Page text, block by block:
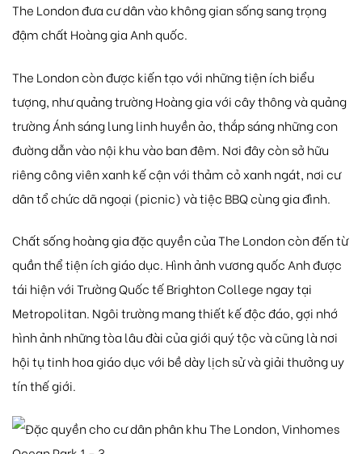
The London đưa cư dân vào không gian sống sang trọng
đậm chất Hoàng gia Anh quốc.
The London còn được kiến tạo với những tiện ích biểu
tượng, như quảng trường Hoàng gia với cây thông và quảng
trường Ánh sáng lung linh huyền ảo, thắp sáng những con
đường dẫn vào nội khu vào ban đêm. Nơi đây còn sở hữu
riêng công viên xanh kế cận với thảm cỏ xanh ngát, nơi cư
dân tổ chức dã ngoại (picnic) và tiệc BBQ cùng gia đình.
Chất sống hoàng gia đặc quyền của The London còn đến từ
quần thể tiện ích giáo dục. Hình ảnh vương quốc Anh được
tái hiện với Trường Quốc tế Brighton College ngay tại
Metropolitan. Ngôi trường mang thiết kế độc đáo, gợi nhớ
hình ảnh những tòa lâu đài của giới quý tộc và cũng là nơi
hội tụ tinh hoa giáo dục với bề dày lịch sử và giải thưởng uy
tín thế giới.